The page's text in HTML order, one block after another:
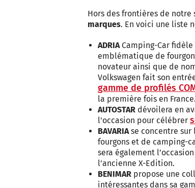
Hors des frontières de notre
marques. En voici une liste
ADRIA Camping-Car
emblématique de
novateur ainsi que de
Volkswagen fait son
gamme de profilés
la première fois en France.
AUTOSTAR dévoilera en
l'occasion pour célébrer
BAVARIAse concentre
fourgons et de camping-
sera également
l'ancienne X-Edition.
BENIMAR propose une
intéressantes dans sa